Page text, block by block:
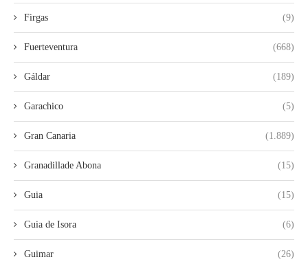
Firgas (9)
Fuerteventura (668)
Gáldar (189)
Garachico (5)
Gran Canaria (1.889)
Granadillade Abona (15)
Guia (15)
Guia de Isora (6)
Guimar (26)